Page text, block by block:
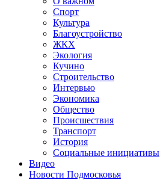
Спорт
Культура
Благоустройство
ЖКХ
Экология
Кучино
Строительство
Интервью
Экономика
Общество
Происшествия
Транспорт
История
Социальные инициативы
Видео
Новости Подмосковья